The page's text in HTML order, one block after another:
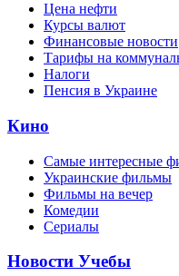
Цена нефти
Курсы валют
Финансовые новости
Тарифы на
Налоги
Пенсия в Украине
Кино
Самые интересные
Украинские фильмы
Фильмы на вечер
Комедии
Сериалы
Новости Учебы